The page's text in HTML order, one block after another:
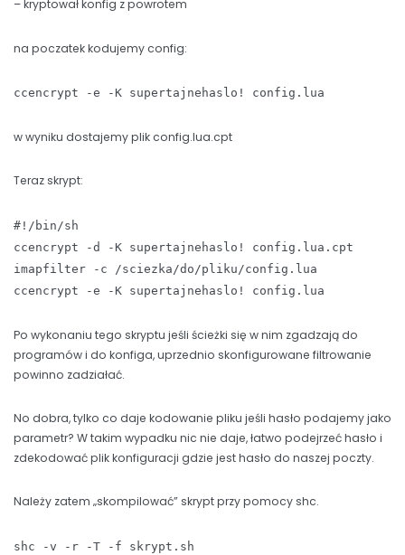
– kryptował konfig z powrotem
na poczatek kodujemy config:
ccencrypt -e -K supertajnehaslo! config.lua
w wyniku dostajemy plik config.lua.cpt
Teraz skrypt:
#!/bin/sh
ccencrypt -d -K supertajnehaslo! config.lua.cpt
imapfilter -c /sciezka/do/pliku/config.lua
ccencrypt -e -K supertajnehaslo! config.lua
Po wykonaniu tego skryptu jeśli ścieżki się w nim zgadzają do
programów i do konfiga, uprzednio skonfigurowane filtrowanie
powinno zadziałać.
No dobra, tylko co daje kodowanie pliku jeśli hasło podajemy jako
parametr? W takim wypadku nic nie daje, łatwo podejrzeć hasło i
zdekodować plik konfiguracji gdzie jest hasło do naszej poczty.
Należy zatem „skompilować” skrypt przy pomocy shc.
shc -v -r -T -f skrypt.sh